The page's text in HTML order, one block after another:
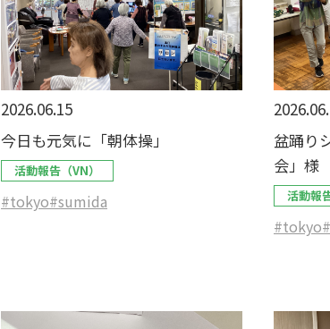
2026.06.15
今日も元気に「朝体操」
活動報告（VN）
#tokyo#sumida
盆踊り
会」様
活動報
#tokyo